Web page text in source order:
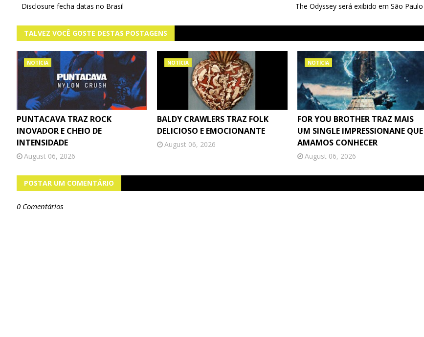
The Odyssey será exibido em São Paulo
Disclosure fecha datas no Brasil
TALVEZ VOCÊ GOSTE DESTAS POSTAGENS
NOTÍCIA
PUNTACAVA TRAZ ROCK
INOVADOR E CHEIO DE
INTENSIDADE
August 06, 2026
NOTÍCIA
BALDY CRAWLERS TRAZ FOLK
DELICIOSO E EMOCIONANTE
August 06, 2026
NOTÍCIA
FOR YOU BROTHER TRAZ MAIS
UM SINGLE IMPRESSIONANE QUE
AMAMOS CONHECER
August 06, 2026
POSTAR UM COMENTÁRIO
0 Comentários